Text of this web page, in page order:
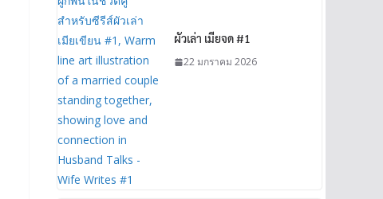
ผัวเล่า เมียจด #1
22 มกราคม 2026